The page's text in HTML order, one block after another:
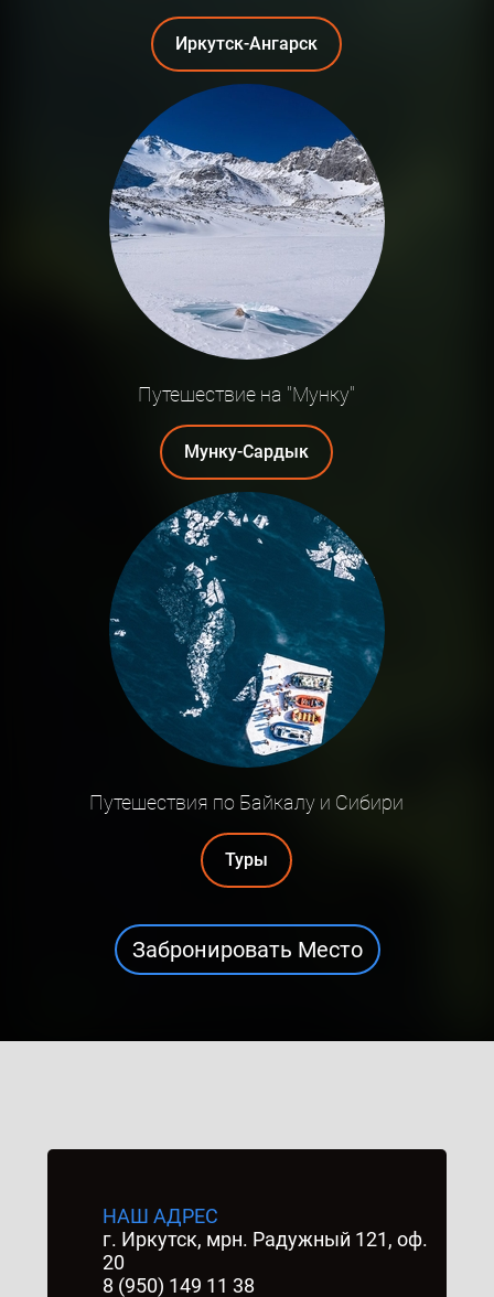
Иркутск-Ангарск
Путешествие на "Мунку"
Мунку-Сардык
Путешествия по Байкалу и Сибири
Туры
Забронировать Место
НАШ АДРЕС
г. Иркутск, мрн. Радужный 121, оф.
20
8 (950) 149 11 38